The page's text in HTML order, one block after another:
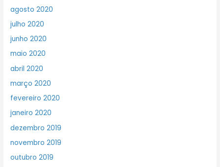
agosto 2020
julho 2020
junho 2020
maio 2020
abril 2020
março 2020
fevereiro 2020
janeiro 2020
dezembro 2019
novembro 2019
outubro 2019